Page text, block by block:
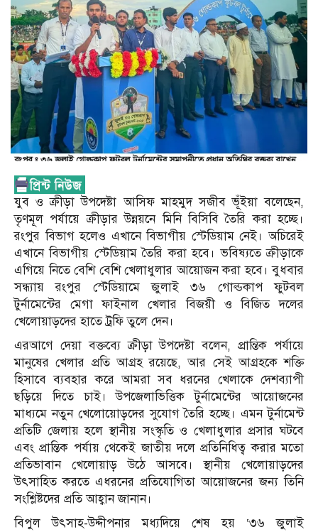
যুব ও ক্রীড়া উপদেষ্টা আসিফ মাহমুদ সজীব ভূঁইয়া বলেছেন,
তৃণমূল পর্যায়ে ক্রীড়ার উন্নয়নে মিনি বিসিবি তৈরি করা হচ্ছে।
রংপুর বিভাগ হলেও এখানে বিভাগীয় স্টেডিয়াম নেই। অচিরেই
এখানে বিভাগীয় স্টেডিয়াম তৈরি করা হবে। ভবিষ্যতে ক্রীড়াকে
এগিয়ে নিতে বেশি বেশি খেলাধুলার আয়োজন করা হবে। বুধবার
সন্ধ্যায় রংপুর স্টেডিয়ামে জুলাই ৩৬ গোল্ডকাপ ফুটবল
টুর্নামেন্টের মেগা ফাইনাল খেলার বিজয়ী ও বিজিত দলের
খেলোয়াড়দের হাতে ট্রফি তুলে দেন।
এরআগে দেয়া বক্তব্যে ক্রীড়া উপদেষ্টা বলেন, প্রান্তিক পর্যায়ে
মানুষের খেলার প্রতি আগ্রহ রয়েছে, আর সেই আগ্রহকে শক্তি
হিসাবে ব্যবহার করে আমরা সব ধরনের খেলাকে দেশব্যাপী
ছড়িয়ে দিতে চাই। উপজেলাভিত্তিক টুর্নামেন্টের আয়োজনের
মাধ্যমে নতুন খেলোয়োড়দের সুযোগ তৈরি হচ্ছে। এমন টুর্নামেন্ট
প্রতিটি জেলায় হলে স্থানীয় সংস্কৃতি ও খেলাধুলার প্রসার ঘটবে
এবং প্রান্তিক পর্যায় থেকেই জাতীয় দলে প্রতিনিধিত্ব করার মতো
প্রতিভাবান খেলোয়াড় উঠে আসবে। স্থানীয় খেলোয়াড়দের
উৎসাহিত করতে এধরনের প্রতিযোগিতা আয়োজনের জন্য তিনি
সংশ্লিষ্টদের প্রতি আহ্বান জানান।
বিপুল উৎসাহ-উদ্দীপনার মধ্যদিয়ে শেষ হয় ‘৩৬ জুলাই